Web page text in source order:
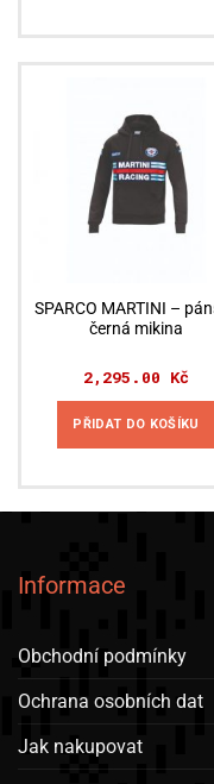
SPARCO MARTINI –
černá mikina
2,295.00 Kč
PŘIDAT DO KOŠÍKU
Informace
Obchodní podmínky
Ochrana osobních dat
Jak nakupovat